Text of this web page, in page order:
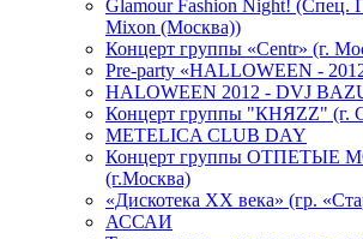
Glamour Fashion Night! (Спец.
Mixon (Москва))
Концерт группы «Centr» (г.
Pre-party «HALLOWEEN -
HALOWEEN 2012 - DVJ
Концерт группы "КНЯZZ" (г.
METELICA CLUB DAY
Концерт группы
(г.Москва)
«Дискотека ХХ века» (гр.
АССАИ